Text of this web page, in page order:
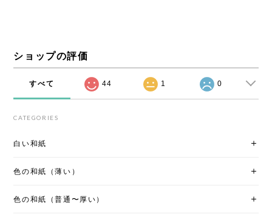
ショップの評価
すべて 44 1 0
CATEGORIES
白い和紙
色の和紙（薄い）
色の和紙（普通〜厚い）